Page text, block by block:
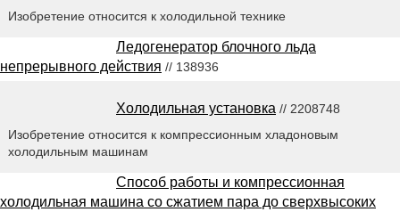
Изобретение относится к холодильной технике
Ледогенератор блочного льда
непрерывного действия // 138936
Холодильная установка // 2208748
Изобретение относится к компрессионным хладоновым
холодильным машинам
Способ работы и компрессионная
холодильная машина со сжатием пара до сверхвысоких